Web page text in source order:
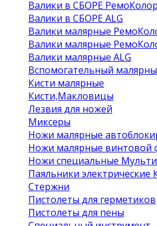
Валики в СБОРЕ РемоКолор
Валики в СБОРЕ ALG
Валики малярные
Валики малярные
Валики малярные ALG
Вспомогательный
Кисти малярные
Кисти,Макловицы
Лезвия для ножей
Миксеры
Ножи малярные
Ножи малярные винтовой
Ножи специальные
Паяльники электрические
Стержни
Пистолеты для герметиков
Пистолеты для пены